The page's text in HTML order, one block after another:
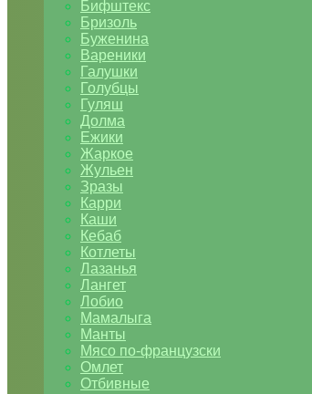
Бифштекс
Бризоль
Буженина
Вареники
Галушки
Голубцы
Гуляш
Долма
Ежики
Жаркое
Жульен
Зразы
Карри
Каши
Кебаб
Котлеты
Лазанья
Лангет
Лобио
Мамалыга
Манты
Мясо по-французски
Омлет
Отбивные